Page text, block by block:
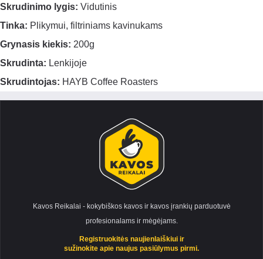
Skrudinimo lygis: Vidutinis
Tinka: Plikymui, filtriniams kavinukams
Grynasis kiekis: 200g
Skrudinta: Lenkijoje
Skrudintojas: HAYB Coffee Roasters
Kavos Reikalai - kokybiškos kavos ir kavos įrankių parduotuvė
profesionalams ir mėgėjams.
Registruokitės naujienlaiškiui ir
sužinokite apie naujus pasiūlymus pirmi.